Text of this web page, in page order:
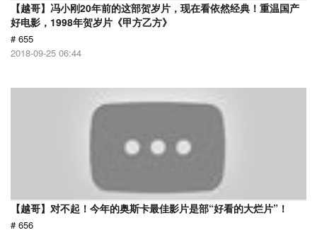
【越哥】冯小刚20年前的这部贺岁片，现在看依然经典！重温国产
好电影，1998年贺岁片《甲方乙方》
# 655
2018-09-25 06:44
【越哥】对不起！今年的奥斯卡最佳影片是部“好看的大烂片”！
# 656